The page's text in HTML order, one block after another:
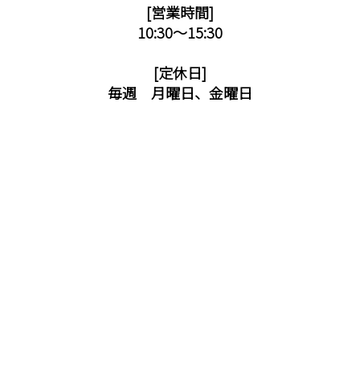
[営業時間]
10:30〜15:30
[定休日]
毎週 月曜日、金曜日